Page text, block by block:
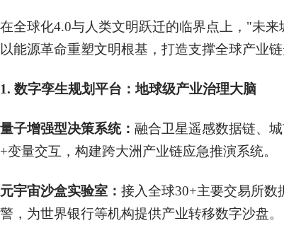
在全球化4.0与人类文明跃迁的临界点上，"未
以能源革命重塑文明根基，打造支撑全球产业链
1. 数字孪生规划平台：地球级产业治理大脑
量子增强型决策系统： 融合卫星遥感数据链、
+变量交互，构建跨大洲产业链应急推演系统。
元宇宙沙盒实验室： 接入全球30+主要交易所
警，为世界银行等机构提供产业转移数字沙盘。